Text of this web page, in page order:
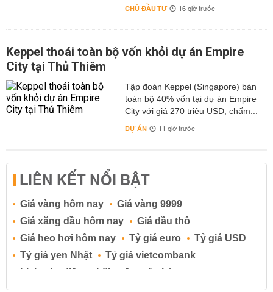
CHỦ ĐẦU TƯ 16 giờ trước
Keppel thoái toàn bộ vốn khỏi dự án Empire
City tại Thủ Thiêm
Tập đoàn Keppel (Singapore) bán
toàn bộ 40% vốn tại dự án Empire
City với giá 270 triệu USD, chấm...
DỰ ÁN 11 giờ trước
LIÊN KẾT NỔI BẬT
Giá vàng hôm nay
Giá vàng 9999
Giá xăng dầu hôm nay
Giá dầu thô
Giá heo hơi hôm nay
Tỷ giá euro
Tỷ giá USD
Tỷ giá yen Nhật
Tỷ giá vietcombank
Lịch cúp điện
Lãi suất ngân hàng
Lãi suất tiết kiệm
Lãi suất tiền gửi